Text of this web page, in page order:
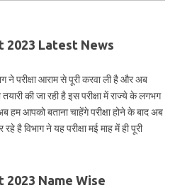
2023 Latest News
ने परीक्षा आराम से पूरी करवा ली है और अब
तयारी की जा रही है इस परीक्षा में राज्ये के लगभग
हम आपको बताना चाहेंगे परीक्षा होने के बाद अब
है विभाग ने यह परीक्षा मई माह में ही पूरी
2023 Name Wise